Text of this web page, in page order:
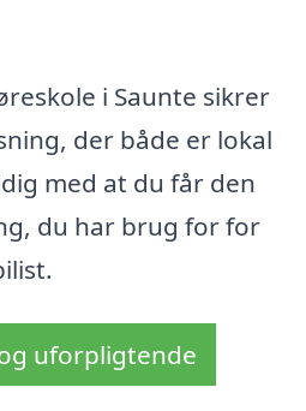
i Saunte sikrer
der både er lokal
med at du får den
du har brug for for
uforpligtende